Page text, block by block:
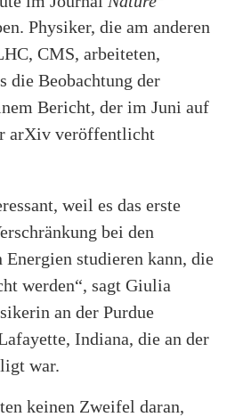
Physiker, die am anderen
CMS, arbeiteten,
die Beobachtung der
Bericht, der im Juni auf
arXiv veröffentlicht
weil es das erste
bei den
studieren kann, die
werden“, sagt Giulia
an der Purdue
Indiana, die an der
war.
keinen Zweifel daran,